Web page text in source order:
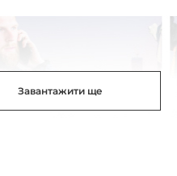
Завантажити ще